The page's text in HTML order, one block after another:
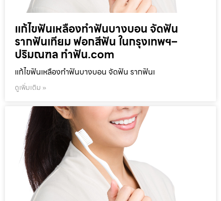
แก้ไขฟันเหลืองทำฟันบางบอน จัดฟัน
รากฟันเทียม ฟอกสีฟัน ในกรุงเทพฯ–
ปริมณฑล ทำฟัน.com
แก้ไขฟันเหลืองทำฟันบางบอน จัดฟัน รากฟันเ
ดูเพิ่มเติม »